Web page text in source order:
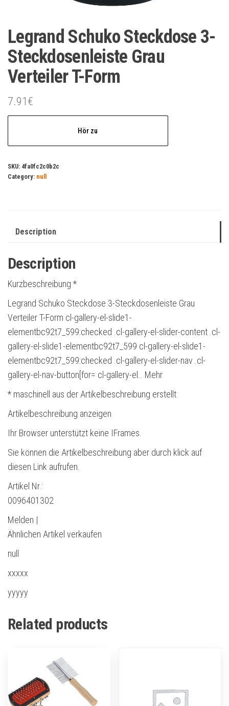
Legrand Schuko Steckdose 3-
Steckdosenleiste Grau
Verteiler T-Form
7.91€
Hör zu
SKU: 4fa0fc2c0b2c
Category: null
Description
Description
Kurzbeschreibung *
Legrand Schuko Steckdose 3-Steckdosenleiste Grau
Verteiler T-Form cl-gallery-el-slide1-
elementbc92t7_599:checked .cl-gallery-el-slider-content .cl-
gallery-el-slide1-elementbc92t7_599 cl-gallery-el-slide1-
elementbc92t7_599:checked .cl-gallery-el-slider-nav .cl-
gallery-el-nav-button[for= cl-gallery-el… Mehr
* maschinell aus der Artikelbeschreibung erstellt
Artikelbeschreibung anzeigen
Ihr Browser unterstützt keine IFrames.
Sie können die Artikelbeschreibung aber durch klick auf
diesen Link aufrufen.
Artikel Nr.:
0096401302
Melden |
Ähnlichen Artikel verkaufen
null
xxxxx
yyyyy
Related products